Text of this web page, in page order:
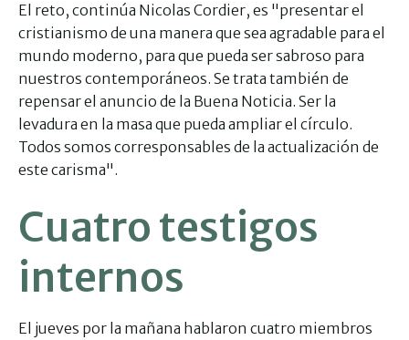
El reto, continúa Nicolas Cordier, es "presentar el
cristianismo de una manera que sea agradable para el
mundo moderno, para que pueda ser sabroso para
nuestros contemporáneos. Se trata también de
repensar el anuncio de la Buena Noticia. Ser la
levadura en la masa que pueda ampliar el círculo.
Todos somos corresponsables de la actualización de
este carisma".
Cuatro testigos
internos
El jueves por la mañana hablaron cuatro miembros